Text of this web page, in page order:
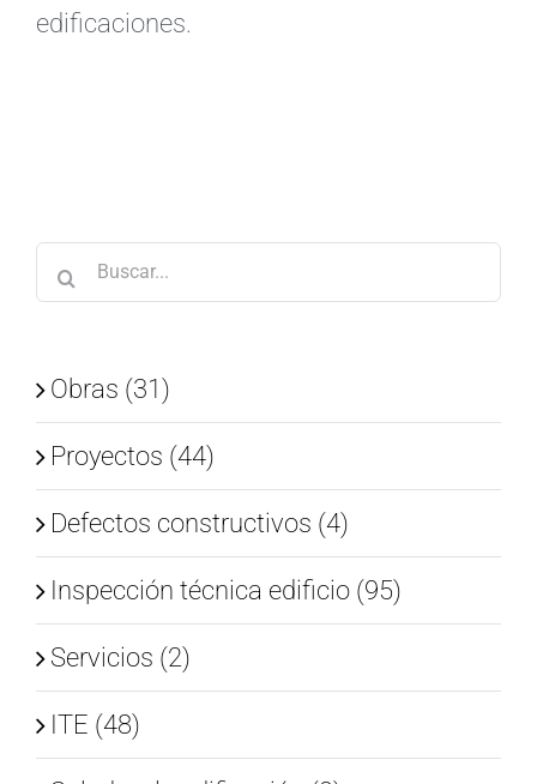
edificaciones.
Buscar:
Obras (31)
Proyectos (44)
Defectos constructivos (4)
Inspección técnica edificio (95)
Servicios (2)
ITE (48)